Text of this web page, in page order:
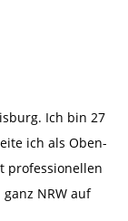
Ich bin 27
ich als Oben-
professionellen
NRW auf